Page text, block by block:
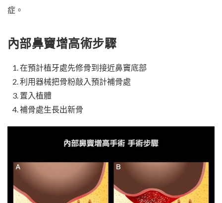
症。
內部鼻竇增高術步驟
在預計植牙處先修骨到接近鼻竇底部
利用器械把骨粉敲入預計補骨處
置入植體
補骨處生長出新骨